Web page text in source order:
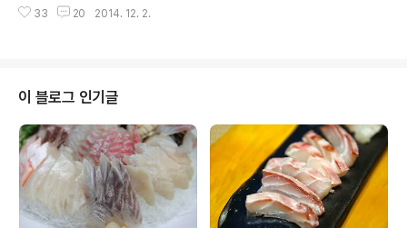
겠습니다." 처음 이 말을 했을 때 사람들의 반응은 황당, 설
은 막대찌가 눕거나 잠기는 것을 보고 탁하고 채는데 이때
모릅니다. "학꽁치? 학공치? 꽁치?" 학공치와 학꽁치는 같
은 어종으로 둘 다 복수 표준어지만, 꽁치와는 조금 다르게
진화했습니다. 큰 틀에서 보자면, 학꽁치와 꽁치는 형제입
니다. 둘 다 동갈치목에 속하는 어류로 궤를 같이하고 있지
요. 그런데 모양과 서식영역, 습성은 많이 다릅니다. 학꽁치
는 아래턱이 학 부리처럼 긴..
33 20 2014. 12. 2.
이 블로그 인기글